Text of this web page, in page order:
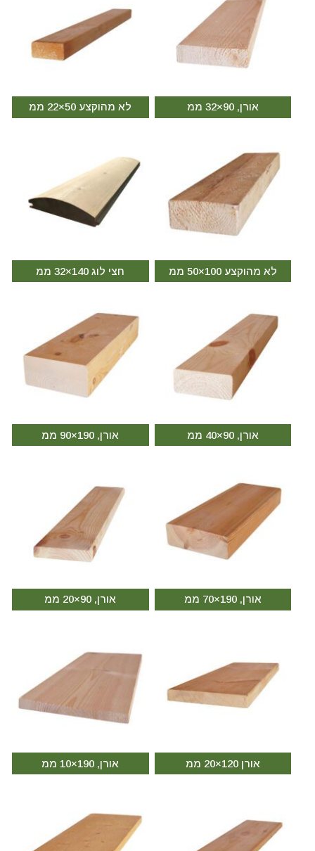
אורן, 90×32 ממ לא מהוקצע 50×22 ממ
לא מהוקצע 100×50 ממ חצי לוג 140×32 ממ
אורן, 90×40 ממ אורן, 190×90 ממ
אורן, 190×70 ממ אורן, 90×20 ממ
אורן 120×20 ממ אורן, 190×10 ממ